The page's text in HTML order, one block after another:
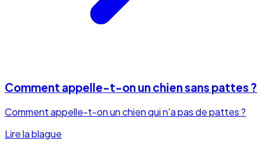
Comment appelle-t-on un chien sans pattes ?
Comment appelle-t-on un chien qui n'a pas de pattes ?
Lire la blague